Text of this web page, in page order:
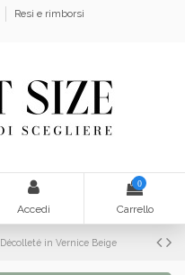
Resi e rimborsi
Accedi
0
Carrello
Décolleté in Vernice Beige